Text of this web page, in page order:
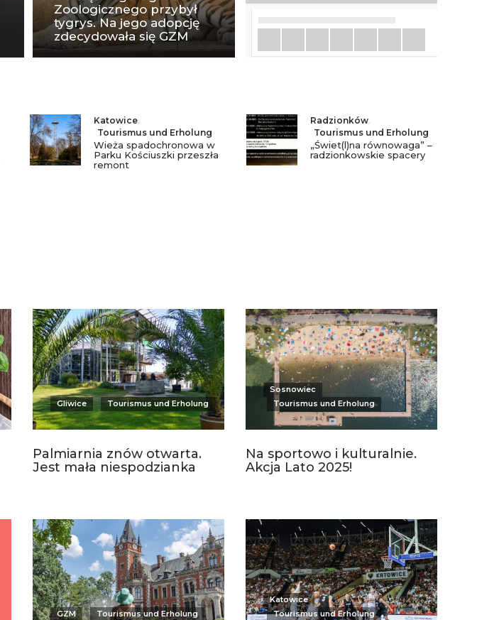
Zoologicznego przybył
tygrys. Na jego adopcję
zdecydowała się GZM
Katowice,
Tourismus und Erholung
Wieża spadochronowa w
Parku Kościuszki przeszła
remont
Radzionków,
Tourismus und Erholung
„Świet(l)na równowaga” –
radzionkowskie spacery
Gliwice Tourismus und Erholung
Palmiarnia znów otwarta.
Jest mała niespodzianka
Sosnowiec
Tourismus und Erholung
Na sportowo i kulturalnie.
Akcja Lato 2025!
GZM Tourismus und Erholung
Katowice
Tourismus und Erholung